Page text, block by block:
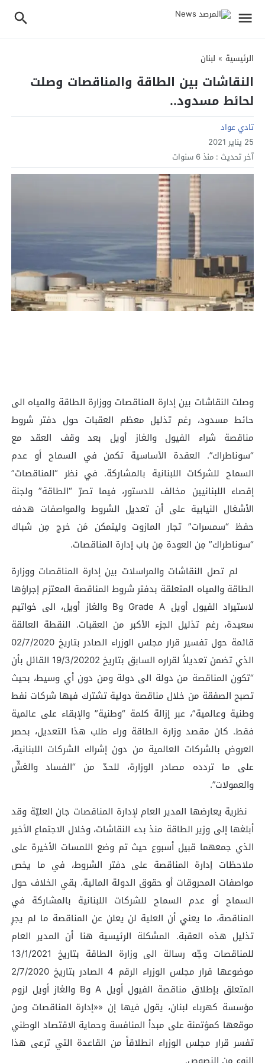
الرئيسية » لبنان
النقاشات بين الطاقة والمناقصات وصلت
لحائط مسدود..
تادي عواد
25 يناير 2021
آخر تحديث : منذ 6 سنوات
وصلت النقاشات بين إدارة المناقصات ووزارة الطاقة والمياه الى
حائط مسدود، رغم تذليل معظم العقبات حول دفتر شروط
مناقصة شراء الفيول والغاز أويل بعد وقف العقد مع
“سوناطراك”. العقدة الأساسية تكمن في السماح أو عدم
السماح للشركات اللبنانية بالمشاركة. في نظر “المناقصات”
إقصاء اللبنانيين مخالف للدستور، فيما تصرّ “الطاقة” ولجنة
الأشغال النيابية على أن تعديل الشروط والمواصفات هدفه
حفظ “سمسرات” تجار المازوت وليتمكن مَن خرج مِن شباك
“سوناطراك” مِن العودة مِن باب إدارة المناقصات.
لم تصل النقاشات والمراسلات بين إدارة المناقصات ووزارة
الطاقة والمياه المتعلقة بدفتر شروط المناقصة المعتزم إجراؤها
لاستيراد الفيول أويل Grade A وB والغاز أويل، الى خواتيم
سعيدة، رغم تذليل الجزء الأكبر من العقبات. النقطة العالقة
قائمة حول تفسير قرار مجلس الوزراء الصادر بتاريخ 02/7/2020
الذي تضمن تعديلاً لقراره السابق بتاريخ 19/3/20202 القائل بأن
“تكون المناقصة من دولة الى دولة ومن دون أي وسيط، بحيث
تصبح الصفقة من خلال مناقصة دولية تشترك فيها شركات نفط
وطنية وعالمية”، عبر إزالة كلمة “وطنية” والإبقاء على عالمية
فقط. كان مقصد وزارة الطاقة وراء طلب هذا التعديل، بحصر
العروض بالشركات العالمية من دون إشراك الشركات اللبنانية،
على ما تردده مصادر الوزارة، للحدّ من “الفساد والغشّ
والعمولات”.
نظرية يعارضها المدير العام لإدارة المناقصات جان العليّة وقد
أبلغها إلى وزير الطاقة منذ بدء النقاشات، وخلال الاجتماع الأخير
الذي جمعهما قبيل أسبوع حيث تم وضع اللمسات الأخيرة على
ملاحظات إدارة المناقصة على دفتر الشروط، في ما يخص
مواصفات المحروقات أو حقوق الدولة المالية. بقي الخلاف حول
السماح أو عدم السماح للشركات اللبنانية بالمشاركة في
المناقصة، ما يعني أن العلية لن يعلن عن المناقصة ما لم يجرِ
تذليل هذه العقبة. المشكلة الرئيسية هنا أن المدير العام
للمناقصات وجّه رسالة الى وزارة الطاقة بتاريخ 13/1/2021
موضوعها قرار مجلس الوزراء الرقم 4 الصادر بتاريخ 2/7/2020
المتعلق بإطلاق مناقصة الفيول أويل A وB والغاز أويل لزوم
مؤسسة كهرباء لبنان، يقول فيها إن ««إدارة المناقصات ومن
موقعها كمؤتمنة على مبدأ المنافسة وحماية الاقتصاد الوطني
تفسر قرار مجلس الوزراء انطلاقاً من القاعدة التي ترعى هذا